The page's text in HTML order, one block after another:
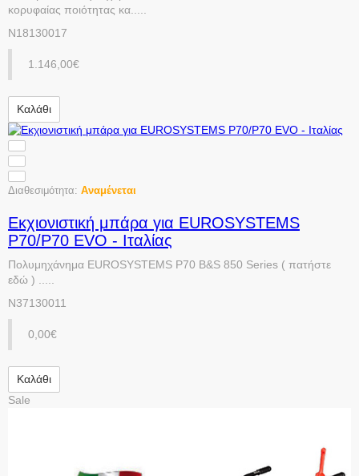
κορυφαίας ποιότητας κα.....
N18130017
1.146,00€
Καλάθι
Διαθεσιμότητα: Αναμένεται
Εκχιονιστική μπάρα για EUROSYSTEMS
P70/P70 EVO - Ιταλίας
Πολυμηχάνημα EUROSYSTEMS P70 B&S 850 Series ( πατήστε
εδώ ) .....
N37130011
0,00€
Καλάθι
Sale